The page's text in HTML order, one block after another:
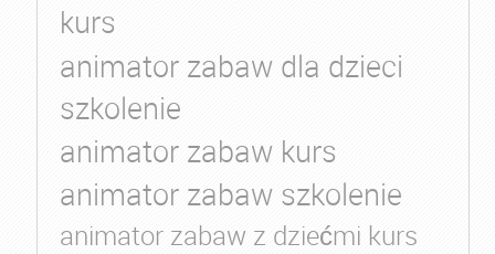
kurs
animator zabaw dla dzieci
szkolenie
animator zabaw kurs
animator zabaw szkolenie
animator zabaw z dziećmi kurs